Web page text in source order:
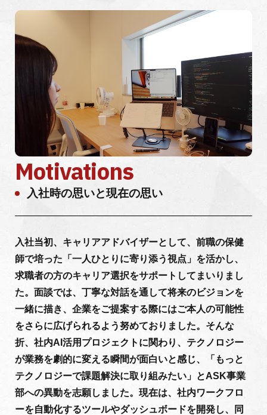
Motivations
入社時の思いと現在の思い
入社当初、キャリアアドバイザーとして、前職の保健
師で培った「一人ひとりに寄り添う視点」を活かし、
求職者の方のキャリア選択をサポートしてまいりまし
た。面談では、丁寧な対話を通して将来のビジョンを
一緒に描き、企業をご提案する際にはご本人の可能性
をさらに広げられるよう努めておりました。そんな
折、社内AI活用プロジェクトに関わり、テクノロジー
が業務を劇的に変える瞬間が面白いと感じ、「もっと
テクノロジーで課題解決に取り組みたい」とASK事業
部への異動を志願しました。現在は、社内ワークフロ
ーを自動化するツールやダッシュボードを開発し、同